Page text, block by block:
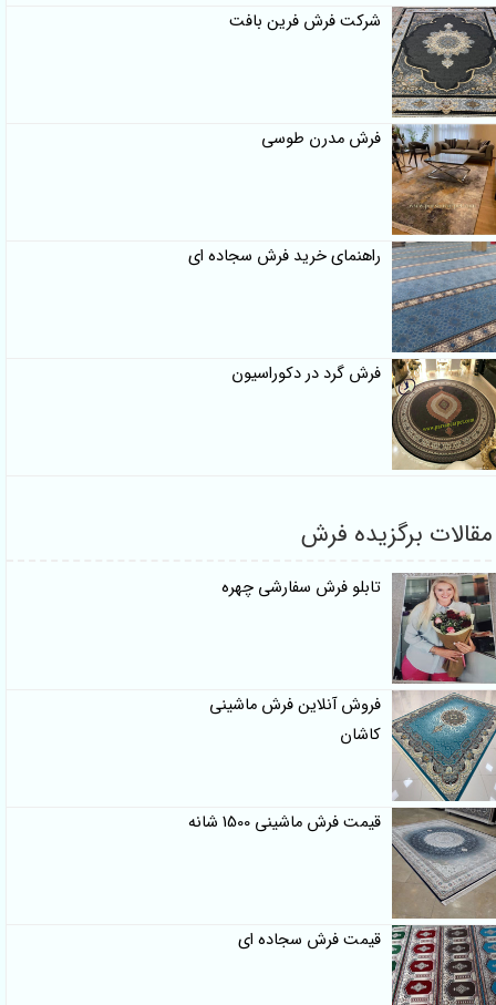
شرکت فرش فرین بافت
فرش مدرن طوسی
راهنمای خرید فرش سجاده ای
فرش گرد در دکوراسیون
مقالات برگزیده فرش
تابلو فرش سفارشی چهره
فروش آنلاین فرش ماشینی
کاشان
قیمت فرش ماشینی 1500 شانه
قیمت فرش سجاده ای